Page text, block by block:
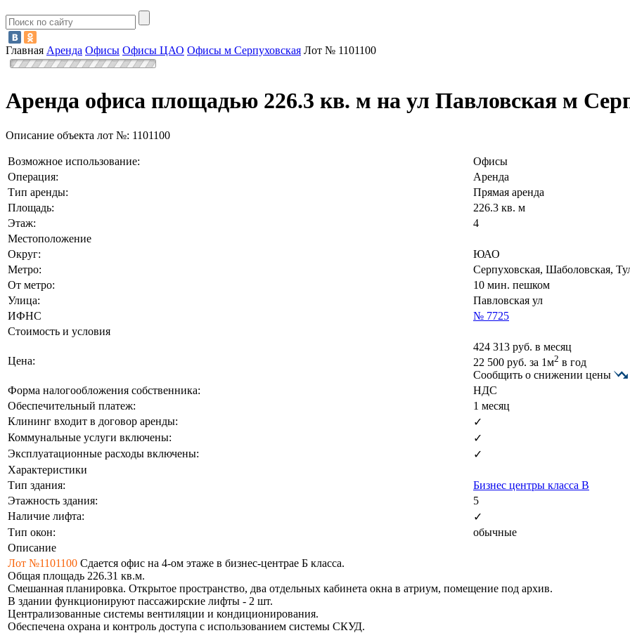
Главная Аренда Офисы Офисы ЦАО Офисы м Серпуховская Лот № 1101100
Аренда офиса площадью 226.3 кв. м на ул Павловская м
Описание объекта лот №: 1101100
Возможное использование:
Офисы
Операция:
Аренда
Тип аренды:
Прямая аренда
Площадь:
226.3 кв. м
Этаж:
4
Местоположение
Округ:
ЮАО
Метро:
Серпуховская, Шаболовская,
От метро:
10 мин. пешком
Улица:
Павловская ул
ИФНС
№ 7725
Стоимость и условия
Цена:
424 313 руб. в месяц
22 500 руб. за 1м2 в год
Сообщить о снижении цены
Форма налогообложения собственника:
НДС
Обеспечительный платеж:
1 месяц
Клининг входит в договор аренды:
✓
Коммунальные услуги включены:
✓
Эксплуатационные расходы включены:
✓
Характеристики
Тип здания:
Бизнес центры класса B
Этажность здания:
5
Наличие лифта:
✓
Тип окон:
обычные
Описание
Лот №1101100 Сдается офис на 4-ом этаже в бизнес-центрае Б класса.
Общая площадь 226.31 кв.м.
Смешанная планировка. Открытое пространство, два отдельных кабинета окна в атриум, помещение под архив.
В здании функционируют пассажирские лифты - 2 шт.
Централизованные системы вентиляции и кондиционирования.
Обеспечена охрана и контроль доступа с использованием системы СКУД.